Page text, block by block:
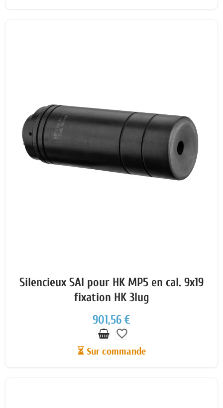
Silencieux SAI pour HK MP5 en cal. 9x19
fixation HK 3lug
901,56 €
favorite_border
⏳ Sur commande